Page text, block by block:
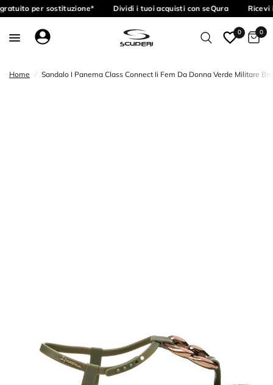
per sostituzione* Dividi i tuoi acquisti con seQura Ricevi
0 0
Home / Sandalo I Panema Class Connect Ii Fem Da Donna Verde Militare